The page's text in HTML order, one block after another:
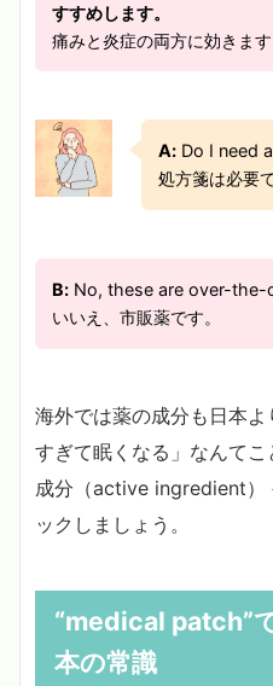
すすめします。
痛みと炎症の両方に効きます
A: Do I need
処方箋は必要
B: No, these are over-the-
いいえ、市販薬です。
海外では薬の成分も日本
すぎて眠くなる」なんてこ
成分（active ingredient）
ックしましょう。
“medical patch”
本の常識